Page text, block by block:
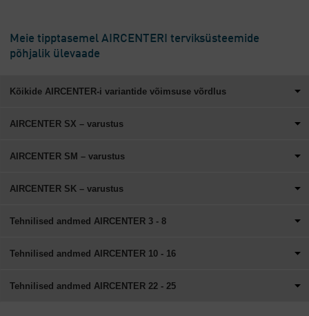
Meie tipptasemel AIRCENTERI terviksüsteemide
põhjalik ülevaade
Kõikide AIRCENTER-i variantide võimsuse võrdlus
AIRCENTER SX – varustus
AIRCENTER SM – varustus
AIRCENTER SK – varustus
Tehnilised andmed AIRCENTER 3 - 8
Tehnilised andmed AIRCENTER 10 - 16
Tehnilised andmed AIRCENTER 22 - 25